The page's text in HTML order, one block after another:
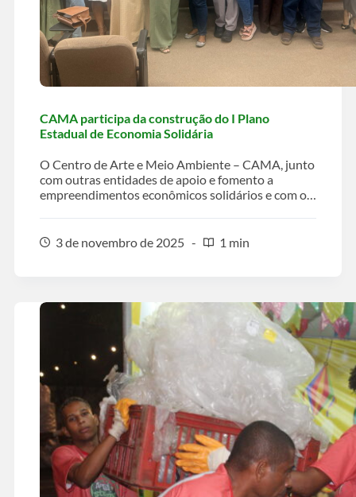
CAMA participa da construção do I Plano
Estadual de Economia Solidária
O Centro de Arte e Meio Ambiente – CAMA, junto
com outras entidades de apoio e fomento a
empreendimentos econômicos solidários e com o…
3 de novembro de 2025 1 min